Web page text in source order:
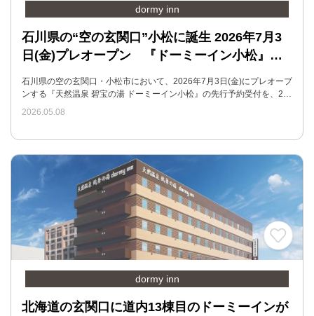
dormy inn
石川県の“空の玄関口”小松に誕生 2026年7月3
日(金)プレオープン 『ドーミーイン小松』…
石川県の空の玄関口・小松市において、2026年7月3日(金)にプレオープ
ンする『天然温泉 碧宝の湯 ドーミーイン小松』の先行予約受付を、2…
2026.05.08
dormy inn
北海道の玄関口に道内13棟目のドーミーインが